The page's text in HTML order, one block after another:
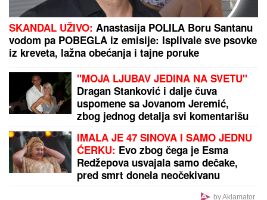
SKANDAL UŽIVO: Anastasija POLILA Boru Santanu
vodom pa POBEGLA iz emisije: Isplivale sve psovke
iz kreveta, lažna obećanja i tajne poruke
"MOJA LJUBAV JEDINA NA SVETU"
Dragan Stanković i dalje čuva
uspomene sa Jovanom Jeremić,
zbog jednog detalja svi komentarišu
IMALA JE 47 SINOVA I SAMO JEDNU
ĆERKU: Evo zbog čega je Esma
Redžepova usvajala samo dečake,
pred smrt donela neočekivanu
by Aklamator